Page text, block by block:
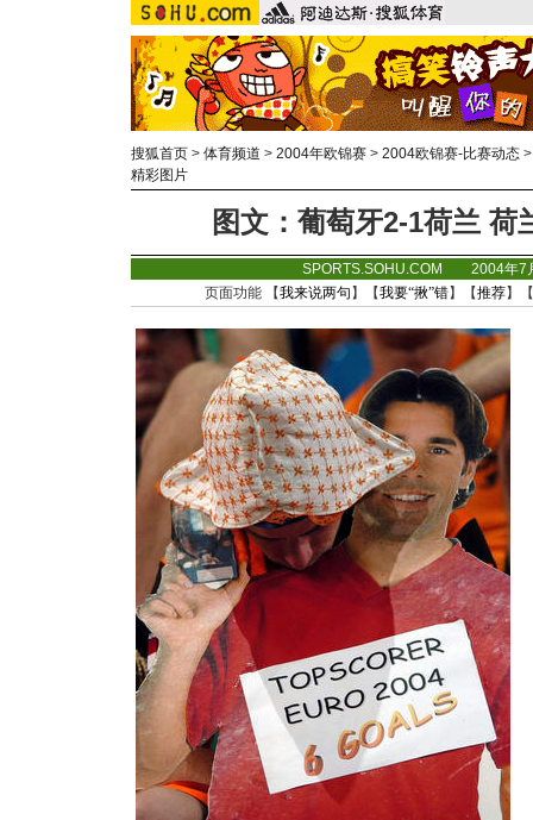
搜狐首页 > 体育频道 > 2004年欧锦赛 > 2004欧锦赛-比赛动态
精彩图片
图文：葡萄牙2-1荷兰 荷
SPORTS.SOHU.COM 2004年7
页面功能 【我来说两句 】【我要“揪”错】【推荐】